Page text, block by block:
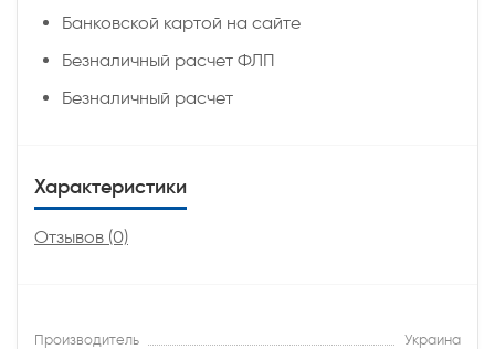
Банковской картой на сайте
Безналичный расчет ФЛП
Безналичный расчет
Характеристики
Отзывов (0)
Производитель Украина